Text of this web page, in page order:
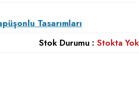
Tasarımları
Stok Durumu : Stokta Yok